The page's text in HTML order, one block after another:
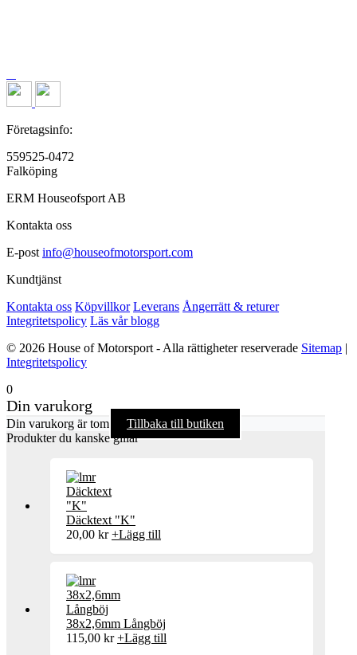
Företagsinfo:
559525-0472
Falköping
ERM Houseofsport AB
Kontakta oss
E-post info@houseofmotorsport.com
Kundtjänst
Kontakta oss Köpvillkor Leverans Ångerrätt & returer
Integritetspolicy Läs vår blogg
© 2026 House of Motorsport - Alla rättigheter reserverade Sitemap |
Integritetspolicy
0
Din varukorg
Din varukorg är tom
Tillbaka till butiken
Produkter du kanske gillar
Däcktext "K"
20,00 kr +Lägg till
38x2,6mm Långböj
115,00 kr +Lägg till